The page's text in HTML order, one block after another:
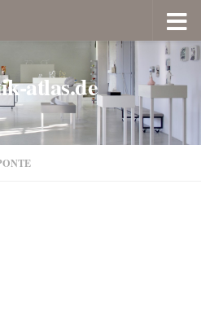
atlas.de